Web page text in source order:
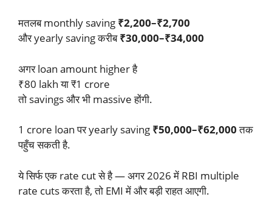
मतलब monthly saving ₹2,200–₹2,700
और yearly saving करीब₹30,000–₹34,000
अगर loan amount higher है
₹80 lakh या ₹1 crore
तो savings और भी massive होंगी.
1 crore loan पर yearly saving ₹50,000–₹62,000तक
पहुँच सकती है.
ये सिर्फ एक rate cut से है — अगर 2026 में RBI multiple
rate cuts करता है, तो EMI में और बड़ी राहत आएगी.